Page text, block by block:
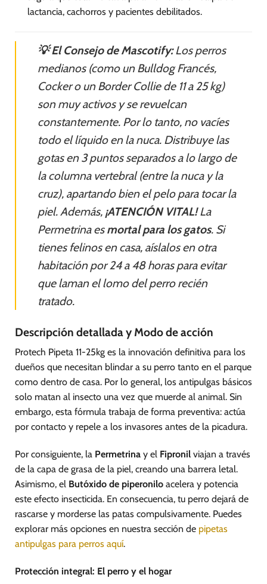
lactancia, cachorros y pacientes debilitados.
💡 El Consejo de Mascotify:Los perros
medianos (como un Bulldog Francés,
Cocker o un Border Collie de 11 a 25 kg)
son muy activos y se revuelcan
constantemente. Por lo tanto, no vacíes
todo el líquido en la nuca. Distribuye las
gotas en 3 puntos separados a lo largo de
la columna vertebral (entre la nuca y la
cruz), apartando bien el pelo para tocar la
piel. Además, ¡ATENCIÓN VITAL!La
Permetrina esmortal para los gatos. Si
tienes felinos en casa, aíslalos en otra
habitación por 24 a 48 horas para evitar
que laman el lomo del perro recién
tratado.
Descripción detallada y Modo de acción
Protech Pipeta 11-25kg es la innovación definitiva para los
dueños que necesitan blindar a su perro tanto en el parque
como dentro de casa. Por lo general, los antipulgas básicos
solo matan al insecto una vez que muerde al animal. Sin
embargo, esta fórmula trabaja de forma preventiva: actúa
por contacto y repele a los invasores antes de la picadura.
Por consiguiente, la Permetrina y el Fipronil viajan a través
de la capa de grasa de la piel, creando una barrera letal.
Asimismo, el Butóxido de piperonilo acelera y potencia
este efecto insecticida. En consecuencia, tu perro dejará de
rascarse y morderse las patas compulsivamente. Puedes
explorar más opciones en nuestra sección de pipetas
antipulgas para perros aquí.
Protección integral: El perro y el hogar